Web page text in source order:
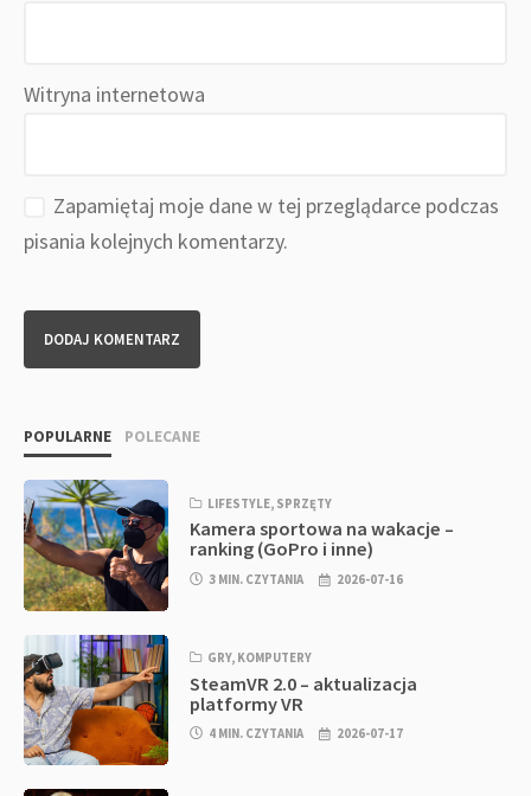
Witryna internetowa
Zapamiętaj moje dane w tej przeglądarce podczas
pisania kolejnych komentarzy.
POPULARNE POLECANE
LIFESTYLE, SPRZĘTY
Kamera sportowa na wakacje –
ranking (GoPro i inne)
3 MIN. CZYTANIA 2026-07-16
GRY, KOMPUTERY
SteamVR 2.0 – aktualizacja
platformy VR
4 MIN. CZYTANIA 2026-07-17